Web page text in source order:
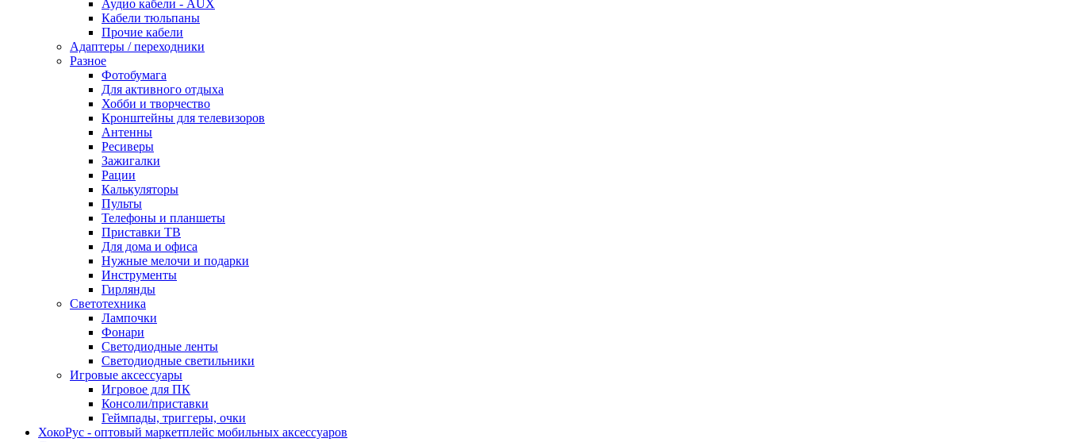
Аудио кабели - AUX
Кабели тюльпаны
Прочие кабели
Адаптеры / переходники
Разное
Фотобумага
Для активного отдыха
Хобби и творчество
Кронштейны для телевизоров
Антенны
Ресиверы
Зажигалки
Рации
Калькуляторы
Пульты
Телефоны и планшеты
Приставки ТВ
Для дома и офиса
Нужные мелочи и подарки
Инструменты
Гирлянды
Светотехника
Лампочки
Фонари
Светодиодные ленты
Светодиодные светильники
Игровые аксессуары
Игровое для ПК
Консоли/приставки
Геймпады, триггеры, очки
ХокоРус - оптовый маркетплейс мобильных аксессуаров